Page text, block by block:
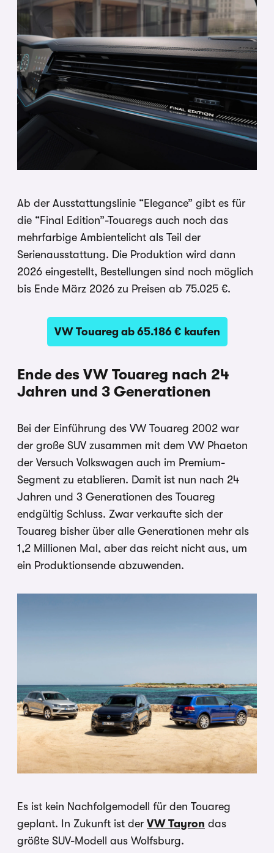
Ab der Ausstattungslinie “Elegance” gibt es für
die “Final Edition”-Touaregs auch noch das
mehrfarbige Ambientelicht als Teil der
Serienausstattung. Die Produktion wird dann
2026 eingestellt, Bestellungen sind noch möglich
bis Ende März 2026 zu Preisen ab 75.025 €.
VW Touareg ab 65.186 € kaufen
Ende des VW Touareg nach 24
Jahren und 3 Generationen
Bei der Einführung des VW Touareg 2002 war
der große SUV zusammen mit dem VW Phaeton
der Versuch Volkswagen auch im Premium-
Segment zu etablieren. Damit ist nun nach 24
Jahren und 3 Generationen des Touareg
endgültig Schluss. Zwar verkaufte sich der
Touareg bisher über alle Generationen mehr als
1,2 Millionen Mal, aber das reicht nicht aus, um
ein Produktionsende abzuwenden.
Es ist kein Nachfolgemodell für den Touareg
geplant. In Zukunft ist der VW Tayron das
größte SUV-Modell aus Wolfsburg.